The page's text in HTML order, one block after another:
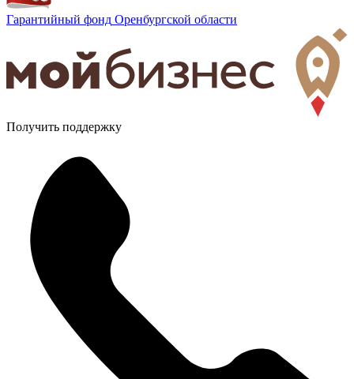
Гарантийный фонд Оренбургской области
Получить поддержку